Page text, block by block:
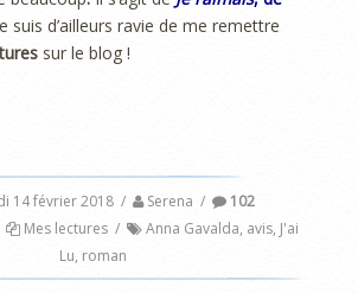
suis d’ailleurs ravie de me remettre
sur le blog !
14 février 2018 / Serena /
102
Mes lectures / Anna Gavalda, avis, J'ai
Lu, roman